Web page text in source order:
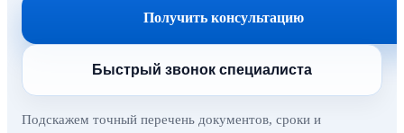
Получить консультацию
Быстрый звонок специалиста
Подскажем точный перечень документов, сроки и